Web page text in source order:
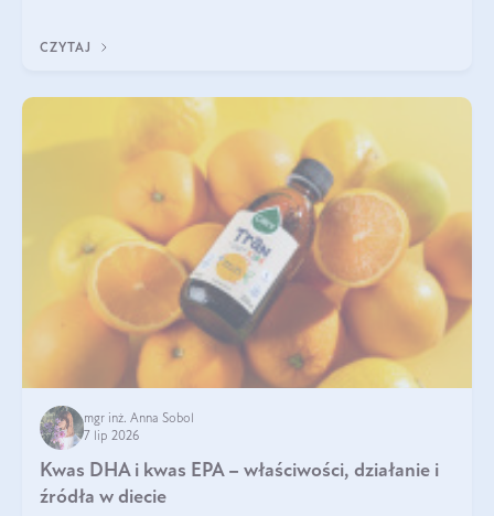
CZYTAJ
mgr inż. Anna Sobol
7 lip 2026
Kwas DHA i kwas EPA – właściwości, działanie i
źródła w diecie